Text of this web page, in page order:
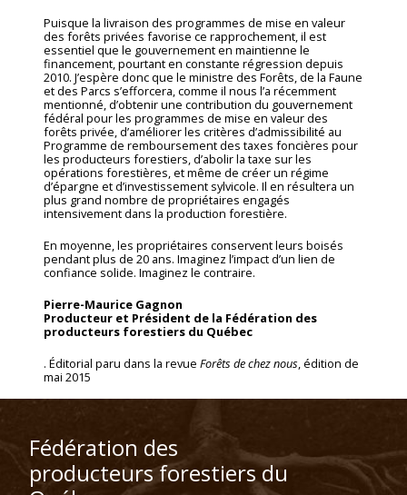
Puisque la livraison des programmes de mise en valeur
des forêts privées favorise ce rapprochement, il est
essentiel que le gouvernement en maintienne le
financement, pourtant en constante régression depuis
2010. J’espère donc que le ministre des Forêts, de la Faune
et des Parcs s’efforcera, comme il nous l’a récemment
mentionné, d’obtenir une contribution du gouvernement
fédéral pour les programmes de mise en valeur des
forêts privée, d’améliorer les critères d’admissibilité au
Programme de remboursement des taxes foncières pour
les producteurs forestiers, d’abolir la taxe sur les
opérations forestières, et même de créer un régime
d’épargne et d’investissement sylvicole. Il en résultera un
plus grand nombre de propriétaires engagés
intensivement dans la production forestière.
En moyenne, les propriétaires conservent leurs boisés
pendant plus de 20 ans. Imaginez l’impact d’un lien de
confiance solide. Imaginez le contraire.
Pierre-Maurice Gagnon
Producteur et Président de la Fédération des
producteurs forestiers du Québec
. Éditorial paru dans la revue Forêts de chez nous, édition de
mai 2015
Fédération des
producteurs forestiers du